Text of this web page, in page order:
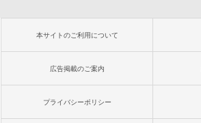
本サイトのご利用について
広告掲載のご案内
プライバシーポリシー